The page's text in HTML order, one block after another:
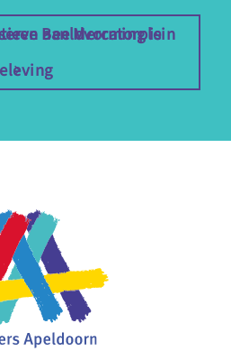
Beeldvorming is
aan Mercatorplein